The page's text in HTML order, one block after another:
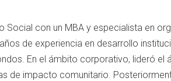
Social con un MBA y especialista en
de experiencia en desarrollo
En el ámbito corporativo, lideró el
de impacto comunitario.